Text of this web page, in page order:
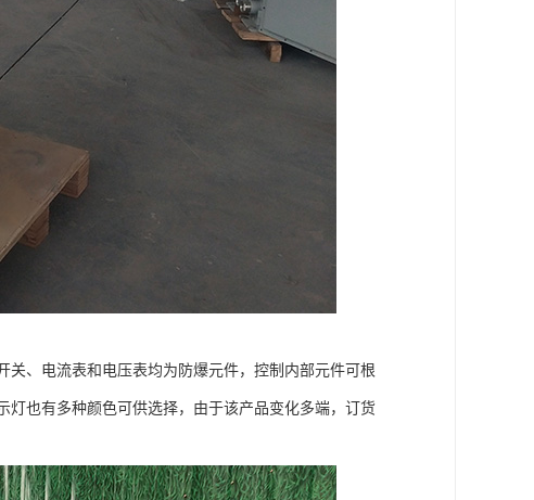
、电流表和电压表均为防爆元件，控制内部元件可根
也有多种颜色可供选择，由于该产品变化多端，订货